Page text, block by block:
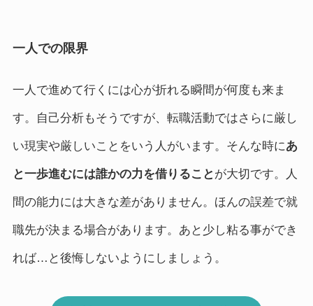
一人での限界
一人で進めて行くには心が折れる瞬間が何度も来ま
す。自己分析もそうですが、転職活動ではさらに厳し
い現実や厳しいことをいう人がいます。そんな時にあ
と一歩進むには誰かの力を借りること が大切です。人
間の能力には大きな差がありません。ほんの誤差で就
職先が決まる場合があります。あと少し粘る事ができ
れば…と後悔しないようにしましょう。